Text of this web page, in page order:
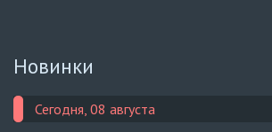
Новинки
Сегодня, 08 августа